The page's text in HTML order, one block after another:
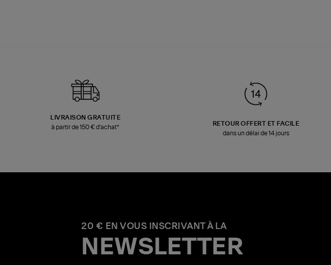
LIVRAISON GRATUITE
à partir de 150 € d'achat*
RETOUR OFFERT ET FACILE
dans un délai de 14 jours
20 € EN VOUS INSCRIVANT À LA
NEWSLETTER